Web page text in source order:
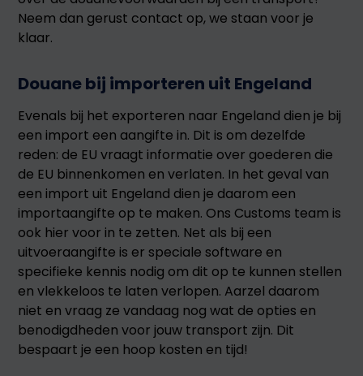
Neem dan gerust contact op, we staan voor je
klaar.
Douane bij importeren uit Engeland
Evenals bij het exporteren naar Engeland dien je bij
een import een aangifte in. Dit is om dezelfde
reden: de EU vraagt informatie over goederen die
de EU binnenkomen en verlaten. In het geval van
een import uit Engeland dien je daarom een
importaangifte op te maken. Ons Customs team is
ook hier voor in te zetten. Net als bij een
uitvoeraangifte is er speciale software en
specifieke kennis nodig om dit op te kunnen stellen
en vlekkeloos te laten verlopen. Aarzel daarom
niet en vraag ze vandaag nog wat de opties en
benodigdheden voor jouw transport zijn. Dit
bespaart je een hoop kosten en tijd!